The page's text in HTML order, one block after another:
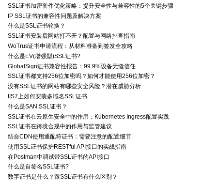
SSL证书加密套件优化策略：提升安全性与兼容性的5个关键步骤
IP SSL证书的兼容性问题及解决方案
什么是SSL证书轮换？
SSL证书安装后网站打不开？配置与网络排查指南
WoTrus证书申请流程：从材料准备到签发全攻略
什么是EV(增强型)SSL证书?
GlobalSign证书兼容性报告：99.9%设备无缝信任
SSL证书都支持256位加密吗？如何才能使用256位加密？
没有SSL证书的网站有哪些安全风险？潜在威胁分析
IIS7上如何安装多域名SSL证书
什么是SAN SSL证书？
SSL证书在云原生安全中的作用：Kubernetes Ingress配置实践
SSL证书在跨境合规中的作用与监管建议
结合CDN使用通配符证书：需要注意的配置细节
使用SSL证书保护RESTful API接口的实战指南
在Postman中调试带SSL证书的API接口
什么是自签名SSL证书?
数字证书是什么？跟SSL证书有什么区别？